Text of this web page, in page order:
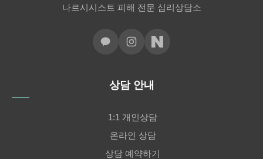
나르시시스트 피해 전문 심리상담소
상담 안내
1:1 개인상담
온라인 상담
상담 예약하기